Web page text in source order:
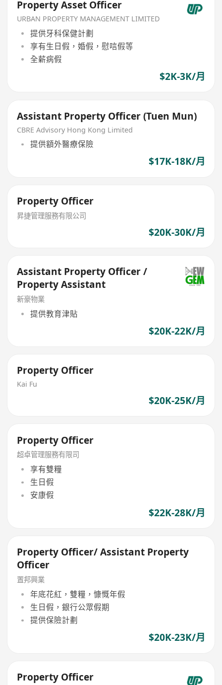
Property Asset Officer
URBAN PROPERTY MANAGEMENT LIMITED
提供牙科保健計劃
享有生日假，婚假，慰唁假等
全薪病假
$2K-3K/月
Assistant Property Officer (Tuen Mun)
CBRE Advisory Hong Kong Limited
提供額外醫療保險
$17K-18K/月
Property Officer
昇捷管理服務有限公司
$20K-30K/月
Assistant Property Officer /
Property Assistant
新豪物業
提供教育津貼
$20K-22K/月
Property Officer
Kai Fu
$20K-25K/月
Property Officer
超卓管理服務有限司
享有雙糧
生日假
安康假
$22K-28K/月
Property Officer/ Assistant Property
Officer
置邦興業
年底花紅，雙糧，慷慨年假
生日假，銀行公眾假期
提供保險計劃
$20K-23K/月
Property Officer